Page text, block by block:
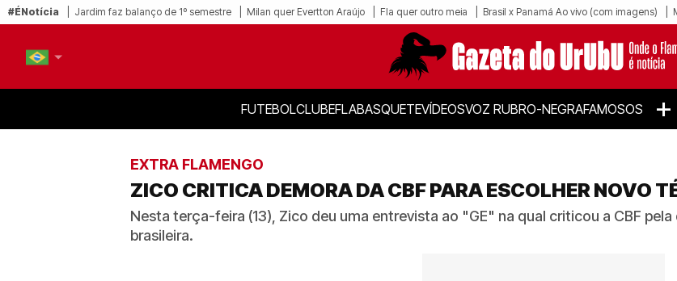
#ÉNotícia Jardim faz balanço de 1º semestre Milan quer Evertton Araújo Fla quer outro meia Brasil x Panamá Ao vivo (com imagens)
FUTEBOLCLUBEFLABASQUETEVÍDEOSVOZ RUBRO-NEGRAFAMOSOS +
EXTRA FLAMENGO
ZICO CRITICA DEMORA DA CBF PARA ESCOLHER NOVO
Nesta terça-feira (13), Zico deu uma entrevista ao "GE" na qual criticou a CBF
brasileira.